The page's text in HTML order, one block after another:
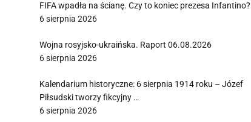
FIFA wpadła na ścianę. Czy to koniec prezesa Infantino?
6 sierpnia 2026
Wojna rosyjsko-ukraińska. Raport 06.08.2026
6 sierpnia 2026
Kalendarium historyczne: 6 sierpnia 1914 roku – Józef
Piłsudski tworzy fikcyjny …
6 sierpnia 2026